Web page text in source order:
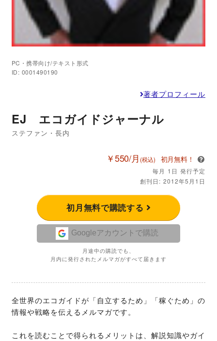
PC・携帯向け/テキスト形式
ID: 0001490190
著者プロフィール
EJ エコガイドジャーナル
ステファン・長内
￥550/月 (税込) 初月無料！
毎月 1日 発行予定
創刊日: 2012年5月1日
初月無料で購読する
Googleアカウントで購読
月途中の購読でも、
月内に発行されたメルマガがすべて届きます
全世界のエコガイドが「自立するため」「稼ぐため」の
情報や戦略を伝えるメルマガです。
これを読むことで得られるメリットは、解説知識やガイ